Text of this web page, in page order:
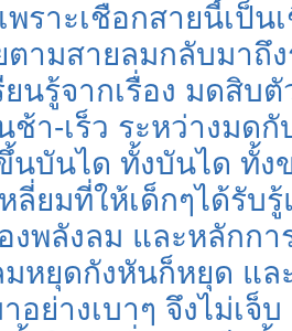
พราะเชือกสายนี้เป็
ามสายลมกลับมาถึ
ยนรู้จากเรื่อง มดสิบ
ช้า-เร็ว ระหว่างมด
นบันได ทั้งบันได ทั้
ลี่ยมที่ให้เด็กๆได้รับ
งพลังลม และหลักก
หยุดกังหันก็หยุด แล
อย่างเบาๆ จึงไม่เ